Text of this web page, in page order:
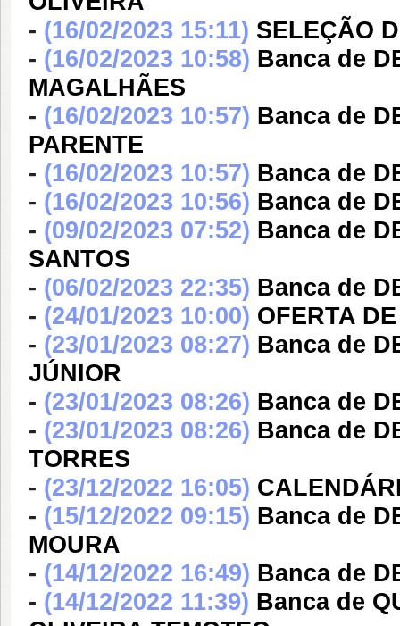
- (16/02/2023 15:11) SELEÇÃO
- (16/02/2023 10:58) Banca de
MAGALHÃES
- (16/02/2023 10:57) Banca de
PARENTE
- (16/02/2023 10:57) Banca de
- (16/02/2023 10:56) Banca de
- (09/02/2023 07:52) Banca de
SANTOS
- (06/02/2023 22:35) Banca de
- (24/01/2023 10:00) OFERTA
- (23/01/2023 08:27) Banca de
JÚNIOR
- (23/01/2023 08:26) Banca de
- (23/01/2023 08:26) Banca de
TORRES
- (23/12/2022 16:05)
- (15/12/2022 09:15) Banca de
MOURA
- (14/12/2022 16:49) Banca de
- (14/12/2022 11:39) Banca de